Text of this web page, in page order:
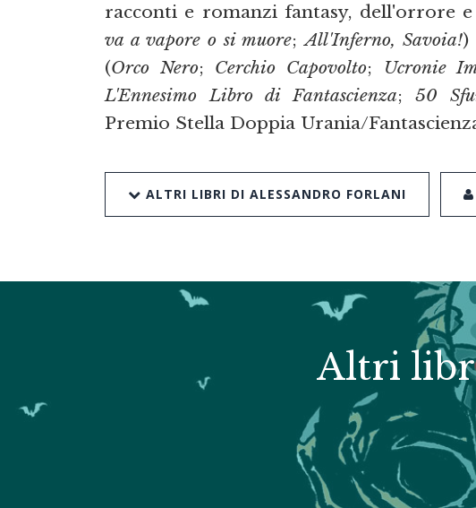
racconti e romanzi fantasy, dell'orrore
va a vapore o si muore;All'Inferno, Savoia!)
(Orco Nero; Cerchio Capovolto; Ucronie
L'Ennesimo Libro di Fantascienza;50
Premio Stella Doppia Urania/
ALTRI LIBRI DI ALESSANDRO FORLANI
Altri